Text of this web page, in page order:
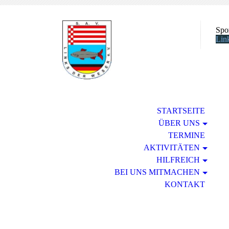
Lin
STARTSEITE
ÜBER UNS
TERMINE
AKTIVITÄTEN
HILFREICH
BEI UNS MITMACHEN
KONTAKT